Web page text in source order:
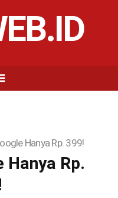
Hanya Rp. 399!
Hanya Rp.